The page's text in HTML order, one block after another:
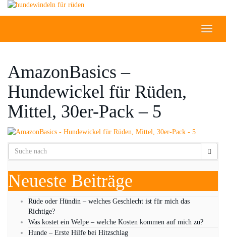
Skip
to
Toggle
AmazonBasics –
Hundewickel für Rüden,
Mittel, 30er-Pack – 5
Neueste Beiträge
Rüde oder Hündin – welches Geschlecht ist für mich das
Richtige?
Was kostet ein Welpe – welche Kosten kommen auf mich zu?
Hunde – Erste Hilfe bei Hitzschlag